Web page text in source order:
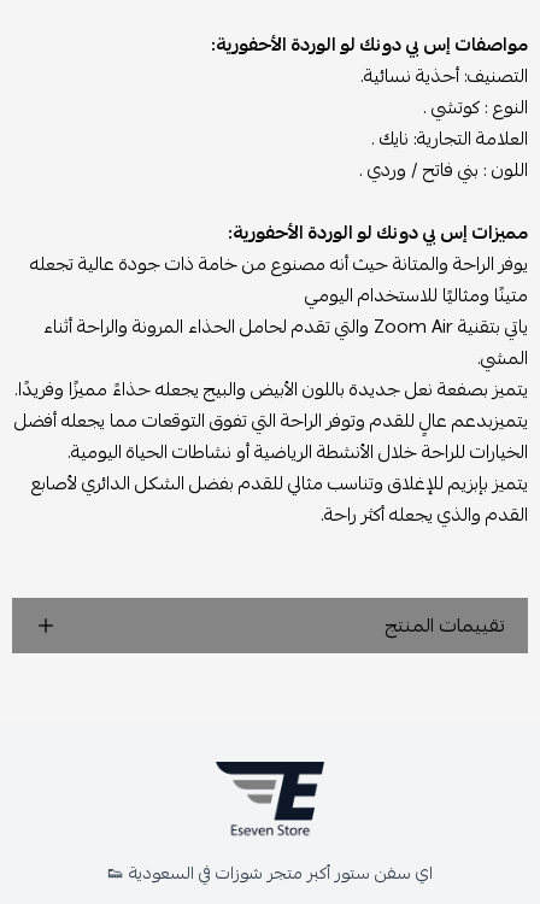
مواصفات إس بي دونك لو الوردة الأحفورية:
التصنيف: أحذية نسائية.
النوع : كوتشي .
العلامة التجارية: نايك .
اللون : بني فاتح / وردي .
مميزات إس بي دونك لو الوردة الأحفورية:
يوفر الراحة والمتانة حيث أنه مصنوع من خامة ذات جودة عالية تجعله
متينًا ومثاليًا للاستخدام اليومي
ياتي بتقنية Zoom Air والتي تقدم لحامل الحذاء المرونة والراحة أثناء
المشي.
يتميز بصفعة نعل جديدة باللون الأبيض والبيج يجعله حذاءً مميزًا وفريدًا.
يتميزبدعم عالٍ للقدم وتوفر الراحة التي تفوق التوقعات مما يجعله أفضل
الخيارات للراحة خلال الأنشطة الرياضية أو نشاطات الحياة اليومية.
يتميز بإبزيم للإغلاق وتناسب مثالي للقدم بفضل الشكل الدائري لأصابع
القدم والذي يجعله أكثر راحة.
تقييمات المنتج
اي سفن ستور أكبر متجر شوزات في السعودية 👟